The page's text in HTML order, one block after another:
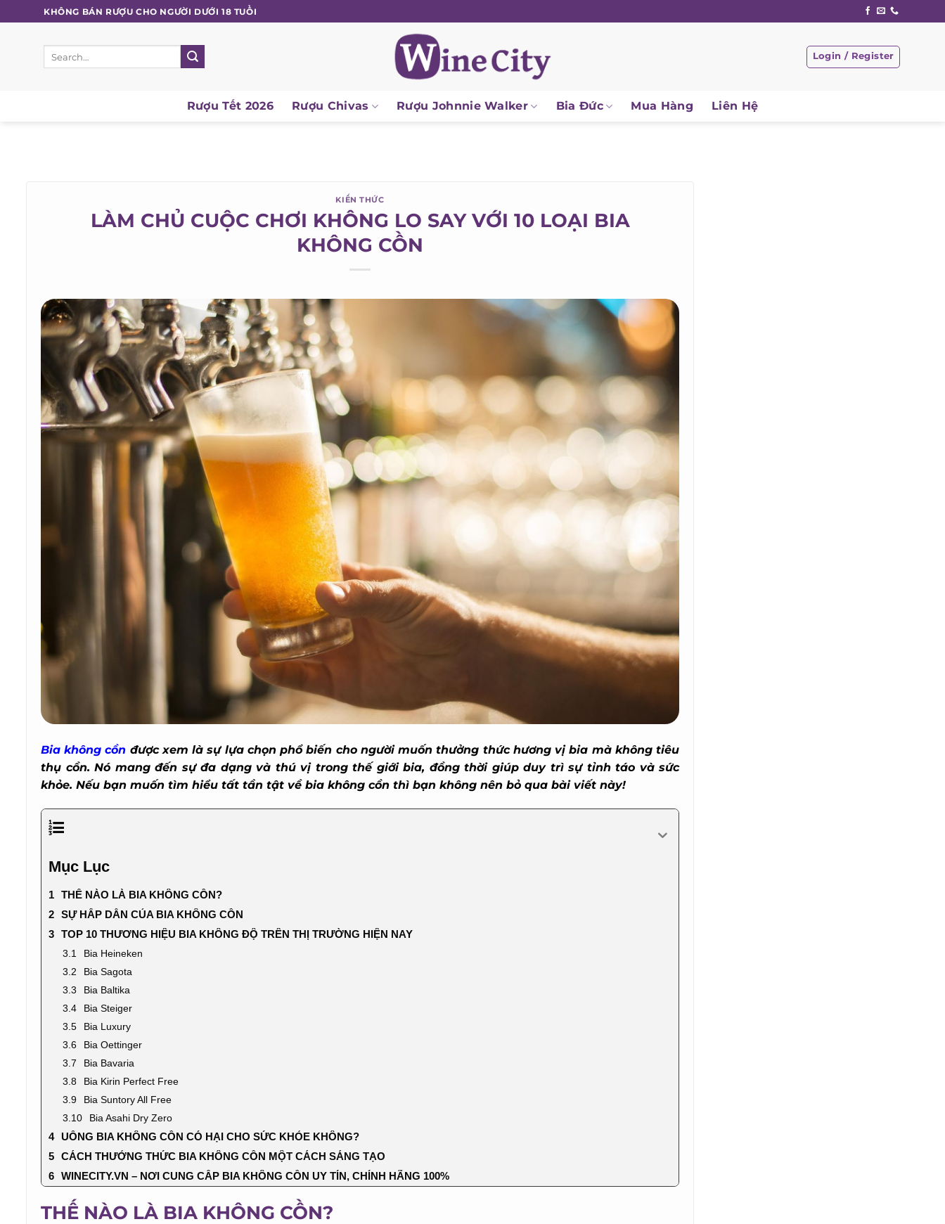
to
content
KHÔNG BÁN RƯỢU CHO NGƯỜI DƯỚI 18 TUỔI
Login / Register
Rượu Tết 2026 Rượu Chivas Rượu Johnnie Walker Bia Đức Mua Hàng Liên Hệ
KIẾN THỨC
LÀM CHỦ CUỘC CHƠI KHÔNG LO SAY VỚI 10 LOẠI BIA
KHÔNG CỒN
Bia không cồnđược xem là sự lựa chọn phổ biến cho người muốn thưởng thức hương vị bia mà không tiêu
thụ cồn. Nó mang đến sự đa dạng và thú vị trong thế giới bia, đồng thời giúp duy trì sự tỉnh táo và sức
khỏe.Nếu bạn muốn tìm hiểu tất tần tật về bia không cồn thì bạn không nên bỏ qua bài viết này!
Mục Lục
THẾ NÀO LÀ BIA KHÔNG CỒN?
SỰ HẤP DẪN CỦA BIA KHÔNG CỒN
TOP 10 THƯƠNG HIỆU BIA KHÔNG ĐỘ TRÊN THỊ TRƯỜNG HIỆN NAY
Bia Heineken
Bia Sagota
Bia Baltika
Bia Steiger
Bia Luxury
Bia Oettinger
Bia Bavaria
Bia Kirin Perfect Free
Bia Suntory All Free
Bia Asahi Dry Zero
UỐNG BIA KHÔNG CỒN CÓ HẠI CHO SỨC KHỎE KHÔNG?
CÁCH THƯỞNG THỨC BIA KHÔNG CỒN MỘT CÁCH SÁNG TẠO
WINECITY.VN – NƠI CUNG CẤP BIA KHÔNG CỒN UY TÍN, CHÍNH HÃNG 100%
THẾ NÀO LÀ BIA KHÔNG CỒN?